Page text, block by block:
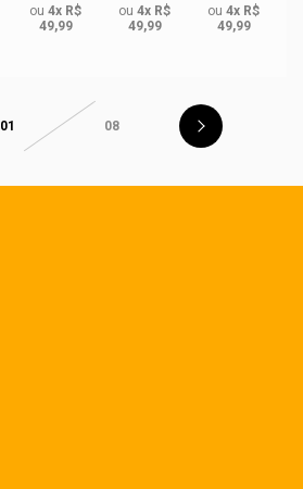
ou 4x R$
49,99
ou 4x R$
49,99
ou 4x R$
49,99
01 08